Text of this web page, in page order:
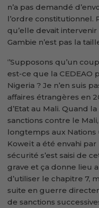
n’a pas demandé
l’ordre constitutionnel.
qu’elle devait
Gambie n’est pas la
‘’Supposons qu’un
est-ce que la CEDEAO
Nigeria ? Je n’en suis
affaires étrangères en
d’Etat au Mali. Quand
sanctions contre le Mali,
longtemps aux Nations
Koweït a été envahi
sécurité s’est saisi de
grave et ça donne lieu
d’utiliser le chapitre 7,
suite en guerre
de sanctions